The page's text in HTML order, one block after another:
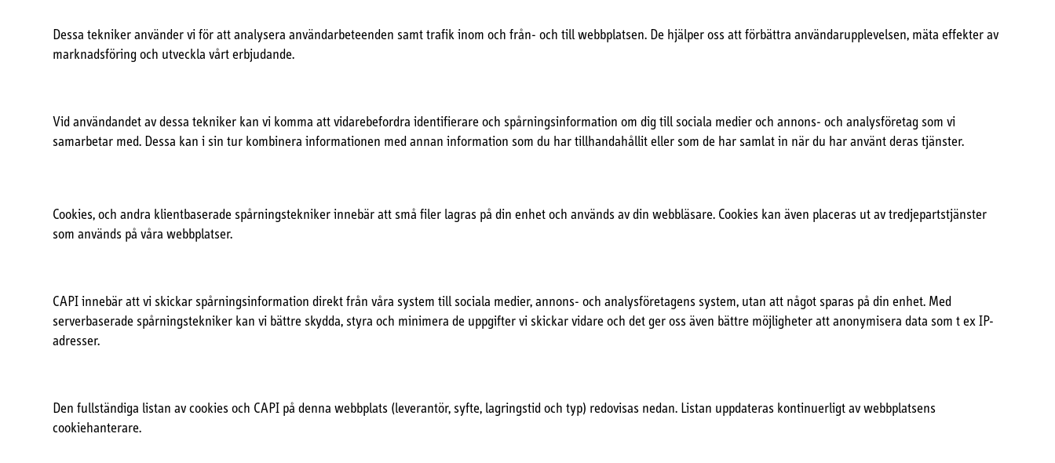
Dessa tekniker använder vi för att analysera användarbeteenden samt trafik inom och från- och till webbplatsen. De hjälper oss att förbättra användarupplevelsen, mäta effekter av
marknadsföring och utveckla vårt erbjudande.
Vid användandet av dessa tekniker kan vi komma att vidarebefordra identifierare och spårningsinformation om dig till sociala medier och annons- och analysföretag som vi
samarbetar med. Dessa kan i sin tur kombinera informationen med annan information som du har tillhandahållit eller som de har samlat in när du har använt deras tjänster.
Cookies, och andra klientbaserade spårningstekniker innebär att små filer lagras på din enhet och används av din webbläsare. Cookies kan även placeras ut av tredjepartstjänster
som används på våra webbplatser.
CAPI innebär att vi skickar spårningsinformation direkt från våra system till sociala medier, annons- och analysföretagens system, utan att något sparas på din enhet. Med
serverbaserade spårningstekniker kan vi bättre skydda, styra och minimera de uppgifter vi skickar vidare och det ger oss även bättre möjligheter att anonymisera data som t ex IP-
adresser.
Den fullständiga listan av cookies och CAPI på denna webbplats (leverantör, syfte, lagringstid och typ) redovisas nedan. Listan uppdateras kontinuerligt av webbplatsens
cookiehanterare.